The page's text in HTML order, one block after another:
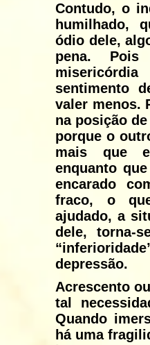
Contudo, o
humilhado,
ódio dele,
pena.
sentimento
valer menos.
na posição
porque o
mais que
enquanto
encarado
fraco, o
ajudado, a
dele, torna-
depressão.
Acrescento
tal
Quando
há uma